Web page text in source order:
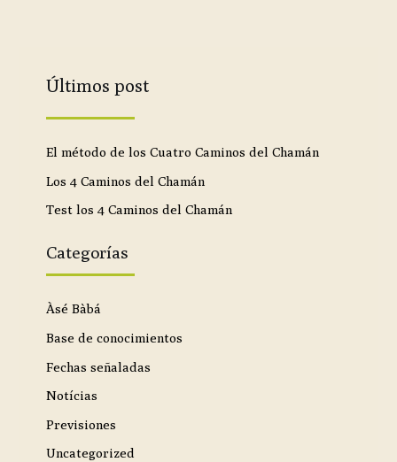
Últimos post
El método de los Cuatro Caminos del Chamán
Los 4 Caminos del Chamán
Test los 4 Caminos del Chamán
Categorías
Àsé Bàbá
Base de conocimientos
Fechas señaladas
Notícias
Previsiones
Uncategorized